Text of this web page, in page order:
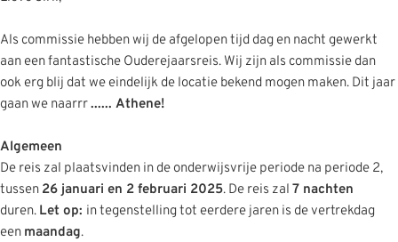
Als commissie hebben wij de afgelopen tijd dag en nacht gewerkt
aan een fantastische Ouderejaarsreis. Wij zijn als commissie dan
ook erg blij dat we eindelijk de locatie bekend mogen maken. Dit jaar
gaan we naarrr...... Athene!
Algemeen
De reis zal plaatsvinden in de onderwijsvrije periode na periode 2,
tussen 26 januari en 2 februari 2025. De reis zal 7 nachten
duren. Let op: in tegenstelling tot eerdere jaren is de vertrekdag
een maandag.